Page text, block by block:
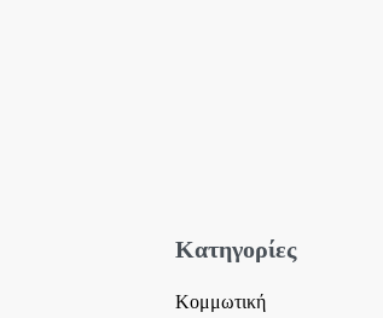
Κατηγορίες
Κομμωτική